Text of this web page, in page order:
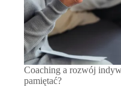
Coaching a rozwój
pamiętać?